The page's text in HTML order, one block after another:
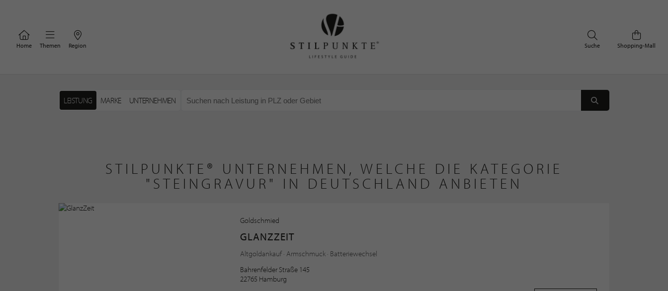
Home Themen Region Shopping-Mall
Suche
LEISTUNG MARKE UNTERNEHMEN
STILPUNKTE® UNTERNEHMEN, WELCHE DIE KATEGORIE
"STEINGRAVUR" IN DEUTSCHLAND ANBIETEN
Goldschmied
GLANZZEIT
Altgoldankauf · Armschmuck · Batteriewechsel
Bahrenfelder Straße 145
22765 Hamburg